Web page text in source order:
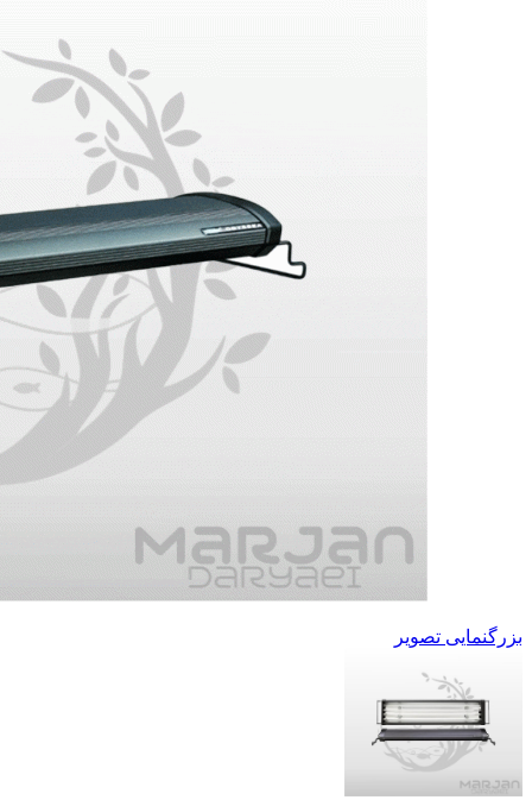
بزرگنمایی تصویر